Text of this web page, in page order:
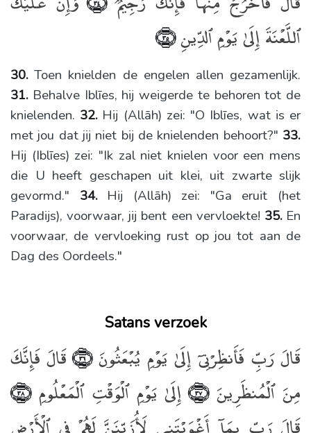
30. Toen knielden de engelen allen gezamenlijk.
31. Behalve Iblīes, hij weigerde te behoren tot de
knielenden. 32. Hij (Allāh) zei: "O Iblīes, wat is er
met jou dat jij niet bij de knielenden behoort?" 33.
Hij (Iblīes) zei: "Ik zal niet knielen voor een mens
die U heeft geschapen uit klei, uit zwarte slijk
gevormd." 34. Hij (Allāh) zei: "Ga eruit (het
Paradijs), voorwaar, jij bent een vervloekte! 35. En
voorwaar, de vervloeking rust op jou tot aan de
Dag des Oordeels."
ٱللَّعْنَةَ إِلَىٰ يَوْمِ ٱلدِّينِ﴿٣٥﴾
Satans verzoek
قَالَ رَبِّ فَأَنظِرْنِىٓ إِلَىٰ يَوْمِ يُبْعَثُونَ﴿٣٦﴾
قَالَ فَإِنَّكَ
مِنَ ٱلْمُنظَرِينَ﴿٣٧﴾ إِلَىٰ يَوْمِ ٱلْوَقْتِ ٱلْمَعْلُومِ﴿٣٨﴾